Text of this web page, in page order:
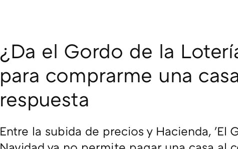
¿Da el Gordo de la
para comprarme una
respuesta
Entre la subida de precios y Hacienda, 'El